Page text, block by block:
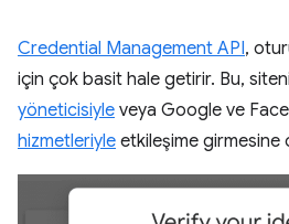
Credential Management API,
için çok basit hale getirir. Bu,
yöneticisiyle veya Google ve
hizmetleriyle etkileşime girmesine